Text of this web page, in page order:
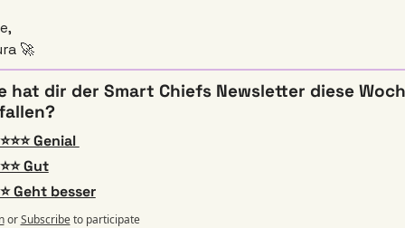
🚀
hat dir der Smart Chiefs Newsletter diese
⭐⭐⭐ Genial
⭐⭐ Gut
⭐ Geht besser
or Subscribe to participate